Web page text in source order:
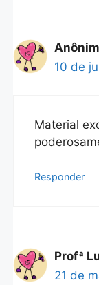
10 de
Material
Responder
Profª
21 de